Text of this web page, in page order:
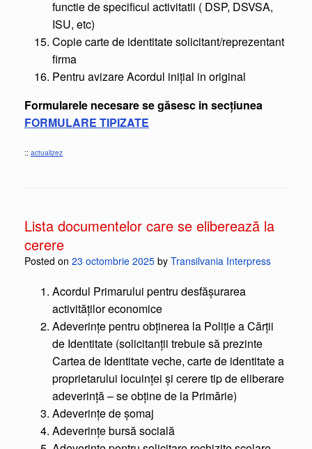
functie de specificul activitatii ( DSP, DSVSA,
ISU, etc)
Copie carte de identitate solicitant/reprezentant
firma
Pentru avizare Acordul inițial in original
Formularele necesare se găsesc in secțiunea
FORMULARE TIPIZATE
:: actualizez
Lista documentelor care se eliberează la
cerere
Posted on 23 octombrie 2025 by Transilvania Interpress
Acordul Primarului pentru desfășurarea
activităților economice
Adeverințe pentru obținerea la Poliție a Cărții
de Identitate (solicitanții trebuie să prezinte
Cartea de Identitate veche, carte de identitate a
proprietarului locuinței și cerere tip de eliberare
adeverință – se obține de la Primărie)
Adeverințe de șomaj
Adeverințe bursă socială